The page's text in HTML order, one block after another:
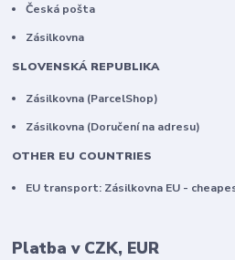
Česká pošta
Zásilkovna
SLOVENSKÁ REPUBLIKA
Zásilkovna (ParcelShop)
Zásilkovna (Doručení na adresu)
OTHER EU COUNTRIES
EU transport: Zásilkovna EU -
Platba v CZK, EUR